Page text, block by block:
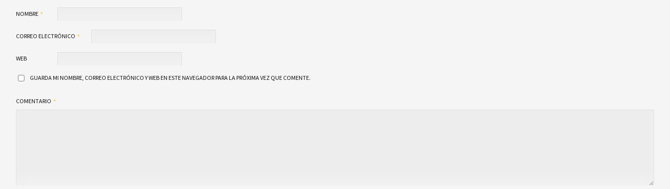
NOMBRE
CORREO ELECTRÓNICO
WEB
GUARDA MI NOMBRE, CORREO ELECTRÓNICO Y WEB EN ESTE NAVEGADOR PARA LA PRÓXIMA VEZ QUE COMENTE.
COMENTARIO